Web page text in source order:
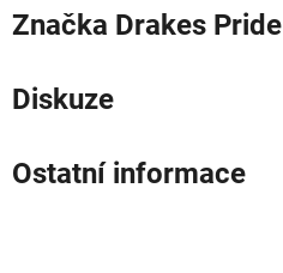
Značka Drakes Pride
Diskuze
Ostatní informace